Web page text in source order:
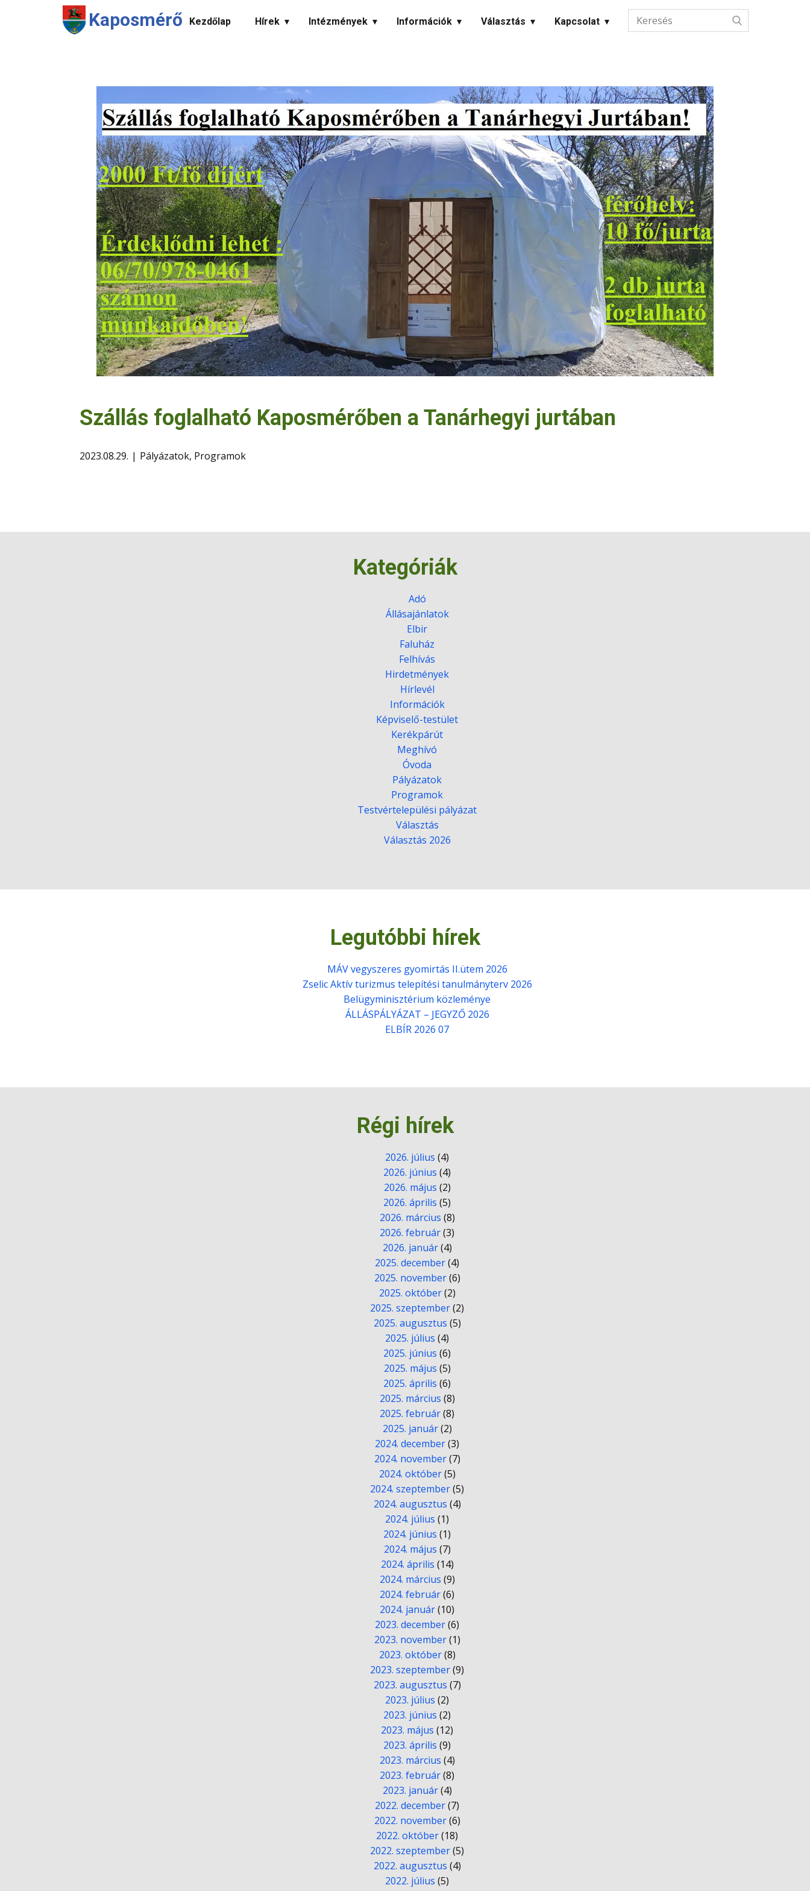
Kaposmérő Kezdőlap Hírek Intézmények Információk Választás Kapcsolat
Szállás foglalható Kaposmérőben a Tanárhegyi jurtában
2023.08.29. Pályázatok, Programok
Kategóriák
Adó
Állásajánlatok
Elbir
Faluház
Felhívás
Hirdetmények
Hírlevél
Információk
Képviselő-testület
Kerékpárút
Meghívó
Óvoda
Pályázatok
Programok
Testvértelepülési pályázat
Választás
Választás 2026
Legutóbbi hírek
MÁV vegyszeres gyomirtás II.ütem 2026
Zselic Aktív turizmus telepítési tanulmányterv 2026
Belügyminisztérium közleménye
ÁLLÁSPÁLYÁZAT – JEGYZŐ 2026
ELBÍR 2026 07
Régi hírek
2026. július (4)
2026. június (4)
2026. május (2)
2026. április (5)
2026. március (8)
2026. február(3)
2026. január(4)
2025. december(4)
2025. november(6)
2025. október(2)
2025. szeptember(2)
2025. augusztus (5)
2025. július (4)
2025. június (6)
2025. május (5)
2025. április (6)
2025. március (8)
2025. február(8)
2025. január(2)
2024. december(3)
2024. november(7)
2024. október(5)
2024. szeptember(5)
2024. augusztus (4)
2024. július (1)
2024. június (1)
2024. május (7)
2024. április (14)
2024. március (9)
2024. február(6)
2024. január(10)
2023. december(6)
2023. november(1)
2023. október(8)
2023. szeptember(9)
2023. augusztus (7)
2023. július (2)
2023. június (2)
2023. május (12)
2023. április (9)
2023. március (4)
2023. február(8)
2023. január(4)
2022. december(7)
2022. november(6)
2022. október(18)
2022. szeptember(5)
2022. augusztus (4)
2022. július (5)